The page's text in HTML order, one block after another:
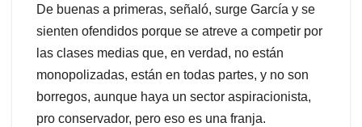
De buenas a primeras, señaló, surge García y se
sienten ofendidos porque se atreve a competir por
las clases medias que, en verdad, no están
monopolizadas, están en todas partes, y no son
borregos, aunque haya un sector aspiracionista,
pro conservador, pero eso es una franja.